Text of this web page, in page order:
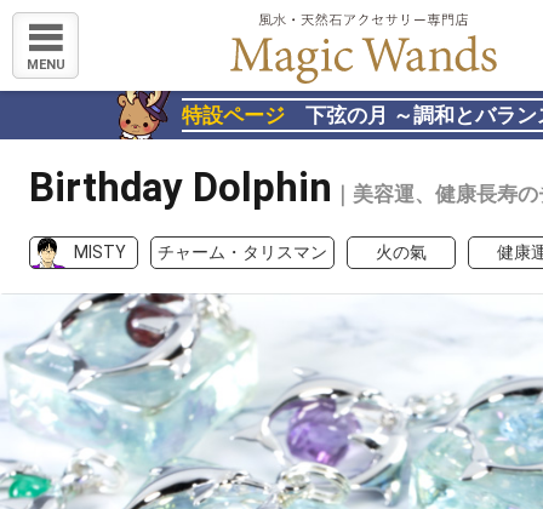
MENU
特設ページ 下弦の月 ～調和とバラン
Birthday Dolphin ｜美容運、健康長寿
MISTY チャーム・タリスマン 火の氣 健康